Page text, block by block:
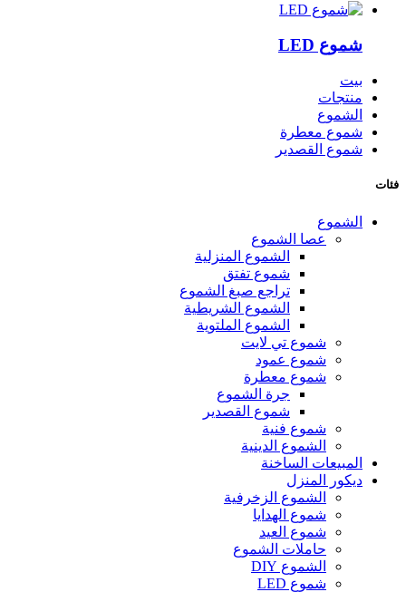
شموع LED
بيت
منتجات
الشموع
شموع معطرة
شموع القصدير
فئات
الشموع
عصا الشموع
الشموع المنزلية
شموع تفتق
تراجع صبغ الشموع
الشموع الشريطية
الشموع الملتوية
شموع تي لايت
شموع عمود
شموع معطرة
جرة الشموع
شموع القصدير
شموع فنية
الشموع الدينية
المبيعات الساخنة
ديكور المنزل
الشموع الزخرفية
شموع الهدايا
شموع العيد
حاملات الشموع
الشموع DIY
شموع LED